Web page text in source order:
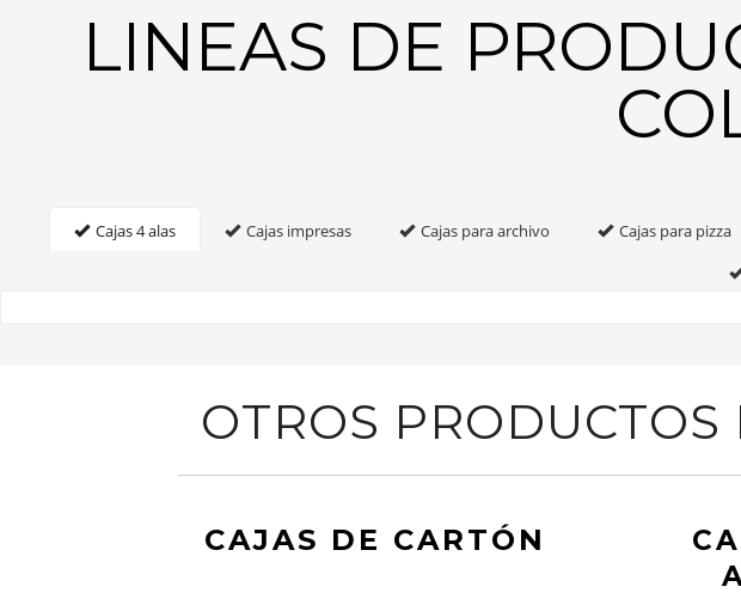
LINEAS DE
Cajas 4 alas Cajas impresas Cajas para archivo Cajas para pizza
OTROS
CAJAS DE CARTÓN